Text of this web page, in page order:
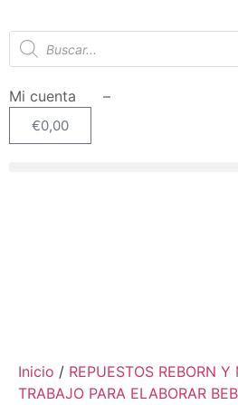
Mi cuenta –
€0,00
Inicio / REPUESTOS REBORN Y
TRABAJO PARA ELABORAR